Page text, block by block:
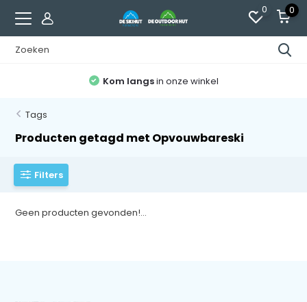
0 0
Kom langsin onze winkel
Tags
Producten getagd met Opvouwbareski
Filters
Geen producten gevonden!...